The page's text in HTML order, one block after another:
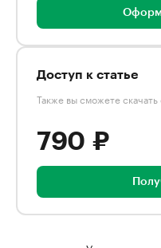
Доступ к статье
Также вы сможете
790 ₽